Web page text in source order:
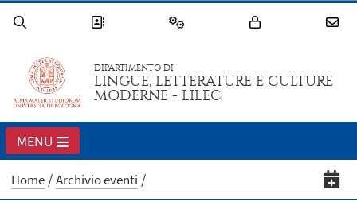
DIPARTIMENTO DI
LINGUE, LETTERATURE E CULTURE
MODERNE - LILEC
MENU
Home Archivio eventi